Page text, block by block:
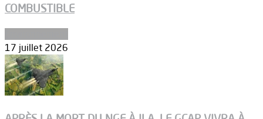
COMBUSTIBLE
17 juillet 2026